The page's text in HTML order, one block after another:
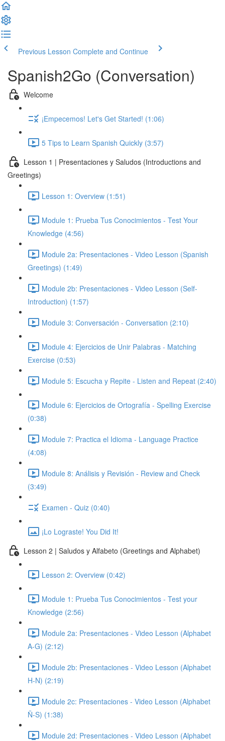
Previous Lesson Complete and Continue
Spanish2Go (Conversation)
Welcome
¡Empecemos! Let's Get Started! (1:06)
5 Tips to Learn Spanish Quickly (3:57)
Lesson 1 | Presentaciones y Saludos (Introductions and
Greetings)
Lesson 1: Overview (1:51)
Module 1: Prueba Tus Conocimientos - Test Your
Knowledge (4:56)
Module 2a: Presentaciones - Video Lesson (Spanish
Greetings) (1:49)
Module 2b: Presentaciones - Video Lesson (Self-
Introduction) (1:57)
Module 3: Conversación - Conversation (2:10)
Module 4: Ejercicios de Unir Palabras - Matching
Exercise (0:53)
Module 5: Escucha y Repite - Listen and Repeat (2:40)
Module 6: Ejercicios de Ortografía - Spelling Exercise
(0:38)
Module 7: Practica el Idioma - Language Practice
(4:08)
Module 8: Análisis y Revisión - Review and Check
(3:49)
Examen - Quiz (0:40)
¡Lo Lograste! You Did It!
Lesson 2 | Saludos y Alfabeto (Greetings and Alphabet)
Lesson 2: Overview (0:42)
Module 1: Prueba Tus Conocimientos - Test your
Knowledge (2:56)
Module 2a: Presentaciones - Video Lesson (Alphabet
A-G) (2:12)
Module 2b: Presentaciones - Video Lesson (Alphabet
H-N) (2:19)
Module 2c: Presentaciones - Video Lesson (Alphabet
Ñ-S) (1:38)
Module 2d: Presentaciones - Video Lesson (Alphabet